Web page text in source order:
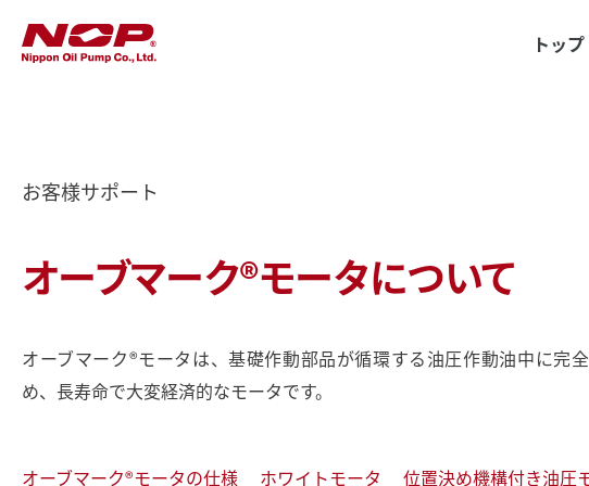
トップ
お客様サポート
オーブマーク®モータについて
オーブマーク®モータは、基礎作動部品が循環する油圧作動油中に完
め、長寿命で大変経済的なモータです。
オーブマーク®モータの仕様 ホワイトモータ 位置決め機構付き油圧